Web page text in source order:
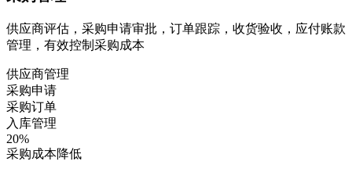
供应商评估，采购申请审批，订单跟踪，收货验收，应付账款
管理，有效控制采购成本
供应商管理
采购申请
采购订单
入库管理
20%
采购成本降低